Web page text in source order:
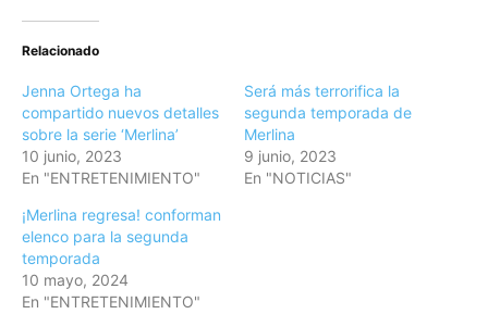
Relacionado
Jenna Ortega ha
compartido nuevos detalles
sobre la serie ‘Merlina’
10 junio, 2023
En "ENTRETENIMIENTO"
Será más terrorifica la
segunda temporada de
Merlina
9 junio, 2023
En "NOTICIAS"
¡Merlina regresa! conforman
elenco para la segunda
temporada
10 mayo, 2024
En "ENTRETENIMIENTO"